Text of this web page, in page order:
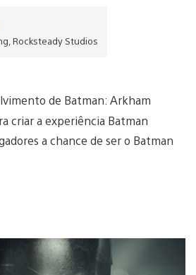
do
Rocksteady Studios
de Batman: Arkham
criar a experiência Batman
a chance de ser o Batman